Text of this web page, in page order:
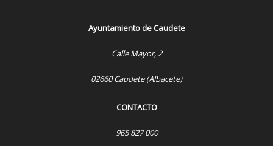
Ayuntamiento de Caudete
Calle Mayor, 2
02660 Caudete (Albacete)
CONTACTO
965 827 000